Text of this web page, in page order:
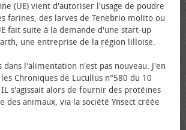
(UE) vient d'autoriser l'usage de poudre
farines, des larves de Tenebrio molito ou
fait suite à la demande d'une start-up
une entreprise de la région lilloise.
dans l'alimentation n'est pas nouveau. J'en
Chroniques de Lucullus n°580 du 10
s'agissait alors de fournir des protéines
des animaux, via la société Ynsect créée